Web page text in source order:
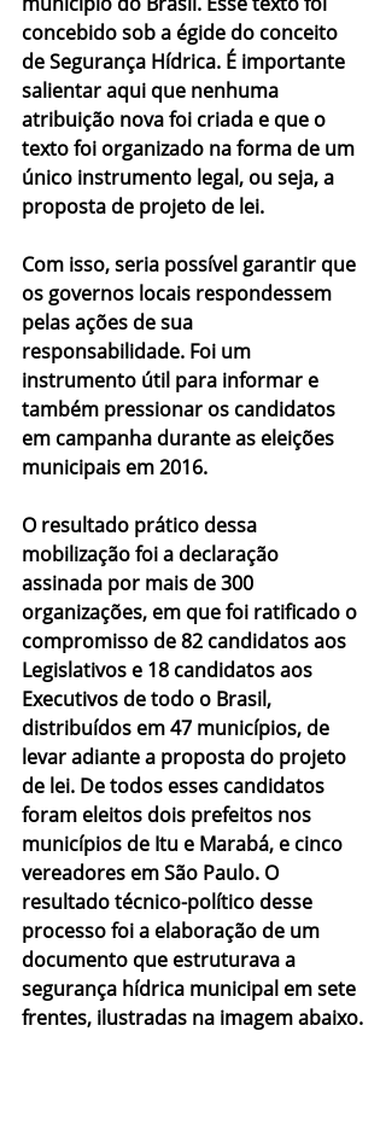
concebido sob a égide do conceito
de Segurança Hídrica. É importante
salientar aqui que nenhuma
atribuição nova foi criada e que o
texto foi organizado na forma de um
único instrumento legal, ou seja, a
proposta de projeto de lei.
Com isso, seria possível garantir que
os governos locais respondessem
pelas ações de sua
responsabilidade. Foi um
instrumento útil para informar e
também pressionar os candidatos
em campanha durante as eleições
municipais em 2016.
O resultado prático dessa
mobilização foi a declaração
assinada por mais de 300
organizações, em que foi ratificado o
compromisso de 82 candidatos aos
Legislativos e 18 candidatos aos
Executivos de todo o Brasil,
distribuídos em 47 municípios, de
levar adiante a proposta do projeto
de lei. De todos esses candidatos
foram eleitos dois prefeitos nos
municípios de Itu e Marabá, e cinco
vereadores em São Paulo. O
resultado técnico-político desse
processo foi a elaboração de um
documento que estruturava a
segurança hídrica municipal em sete
frentes, ilustradas na imagem abaixo.